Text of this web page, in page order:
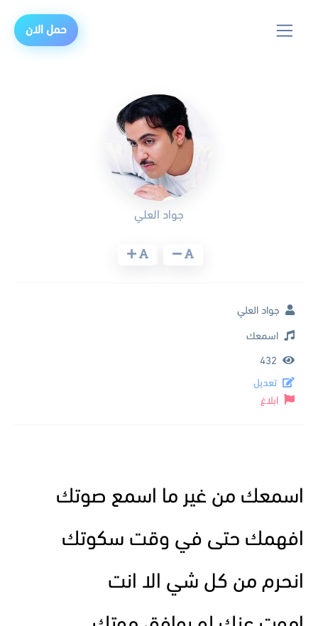
حمل الان
اسمعك من غير ما اسمع صوتك
افهمك حتى في وقت سكوتك
انحرم من كل شي الا انت
جواد العلي
جواد العلي
اسمعك
432
تعديل
ابلاغ